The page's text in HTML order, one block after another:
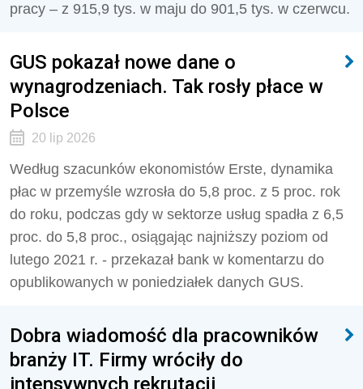
pracy – z 915,9 tys. w maju do 901,5 tys. w czerwcu.
GUS pokazał nowe dane o
wynagrodzeniach. Tak rosły płace w
Polsce
20 lip 2026
Według szacunków ekonomistów Erste, dynamika
płac w przemyśle wzrosła do 5,8 proc. z 5 proc. rok
do roku, podczas gdy w sektorze usług spadła z 6,5
proc. do 5,8 proc., osiągając najniższy poziom od
lutego 2021 r. - przekazał bank w komentarzu do
opublikowanych w poniedziałek danych GUS.
Dobra wiadomość dla pracowników
branży IT. Firmy wróciły do
intensywnych rekrutacji